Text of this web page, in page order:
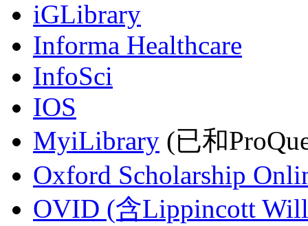
iGLibrary
Informa Healthcare
InfoSci
IOS
MyiLibrary (已和
Oxford Scholarship
OVID (含Lippincott